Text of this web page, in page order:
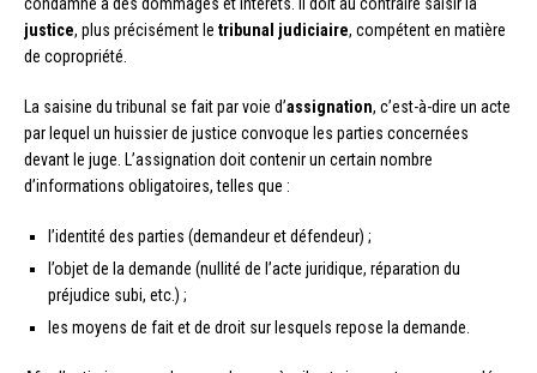
condamné à des dommages et intérêts. Il doit au contraire saisir la
justice, plus précisément le tribunal judiciaire, compétent en matière
de copropriété.
La saisine du tribunal se fait par voie d’assignation, c’est-à-dire un acte
par lequel un huissier de justice convoque les parties concernées
devant le juge. L’assignation doit contenir un certain nombre
d’informations obligatoires, telles que :
l’identité des parties (demandeur et défendeur) ;
l’objet de la demande (nullité de l’acte juridique, réparation du
préjudice subi, etc.) ;
les moyens de fait et de droit sur lesquels repose la demande.